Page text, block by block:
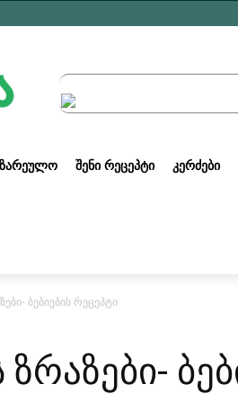
ᲨᲔᲜᲘ ᲠᲔᲪᲔᲞᲢᲘ ᲙᲔᲠᲫᲔᲑᲘ
ბებიების რეცეპტი